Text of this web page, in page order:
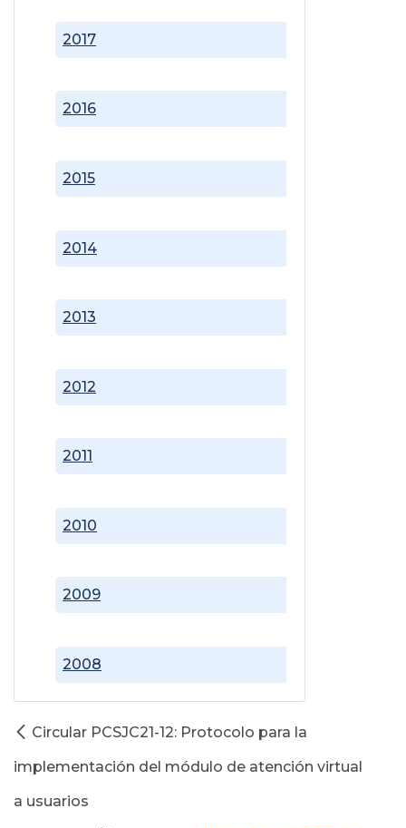
2008
2009
2010
2011
2012
2013
2014
2015
2016
2017
Circular PCSJC21-12: Protocolo para la
implementación del módulo de atención virtual
a usuarios